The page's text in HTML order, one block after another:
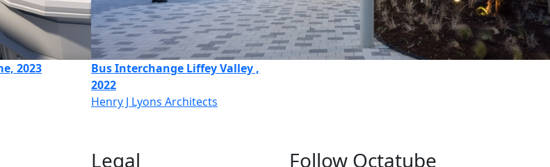
2023
Bus Interchange Liffey Valley ,
2022
Henry J Lyons Architects
Legal Follow Octatube